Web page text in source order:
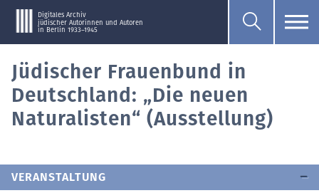
Digitales Archiv
jüdischer Autorinnen und Autoren
in Berlin 1933–1945
Jüdischer Frauenbund in
Deutschland: „Die neuen
Naturalisten“ (Ausstellung)
VERANSTALTUNG